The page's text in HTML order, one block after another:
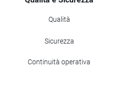
Qualità
Sicurezza
Continuità operativa